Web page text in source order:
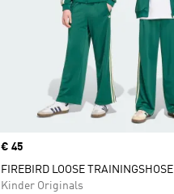
Price
€ 45
FIREBIRD LOOSE TRAININGSHOSE
Kinder Originals